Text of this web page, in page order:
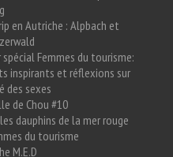
en Autriche : Alpbach et
spécial Femmes du tourisme:
inspirants et réflexions sur
des sexes
de Chou #10
dauphins de la mer rouge
du tourisme
M.E.D